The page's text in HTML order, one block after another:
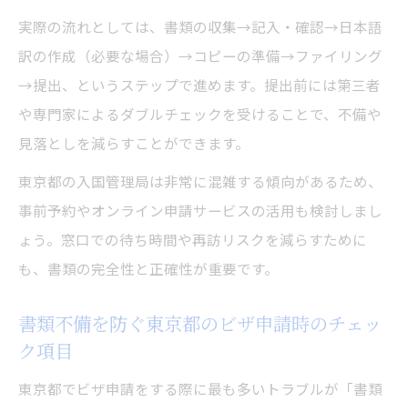
実際の流れとしては、書類の収集→記入・確認→日本語
訳の作成（必要な場合）→コピーの準備→ファイリング
→提出、というステップで進めます。提出前には第三者
や専門家によるダブルチェックを受けることで、不備や
見落としを減らすことができます。
東京都の入国管理局は非常に混雑する傾向があるため、
事前予約やオンライン申請サービスの活用も検討しまし
ょう。窓口での待ち時間や再訪リスクを減らすために
も、書類の完全性と正確性が重要です。
書類不備を防ぐ東京都のビザ申請時のチェッ
ク項目
東京都でビザ申請をする際に最も多いトラブルが「書類